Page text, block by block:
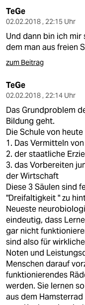
sport
berlin
nord
wahrheit
verlag
verlag
veranstaltungen
shop
fragen & hilfe
unterstützen
abo
genossenschaft
epaper login
TeGe
02.02.2018 , 22:15 Uhr
Und dann bin ich mir
dem man aus freien
zum Beitrag
TeGe
02.02.2018 , 22:14 Uhr
Das Grundproblem
Bildung geht.
Die Schule von
1. Das Vermitteln
2. der staatliche
3. das Vorbereiten
der Wirtschaft
Diese 3 Säulen sind
"Dreifaltigkeit " zu
Neueste
eindeutig, dass
gar nicht
sind also für
Noten und
Menschen darauf
funktionierendes
werden. Sie lernen
aus dem